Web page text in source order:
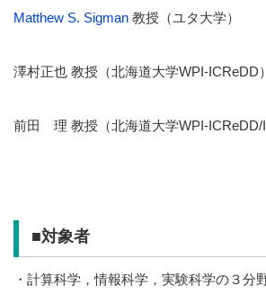
Matthew S. Sigman 教授（ユタ大学）
澤村正也 教授（北海道大学WPI-ICReDD）
前田 理 教授（北海道大学WPI-ICReDD/
■対象者
・計算科学，情報科学，実験科学の３分